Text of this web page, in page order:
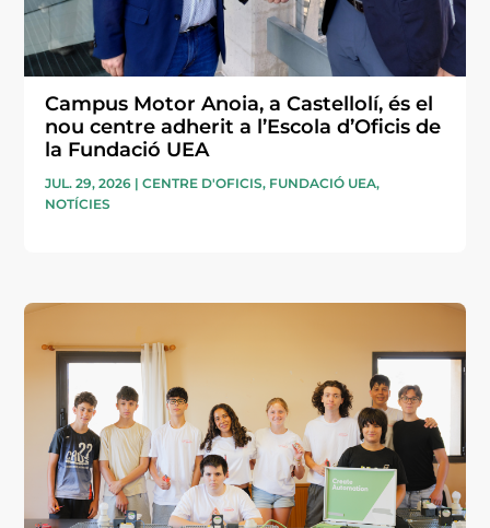
Campus Motor Anoia, a Castellolí, és el
nou centre adherit a l’Escola d’Oficis de
la Fundació UEA
JUL. 29, 2026 |CENTRE D'OFICIS, FUNDACIÓ UEA,
NOTÍCIES